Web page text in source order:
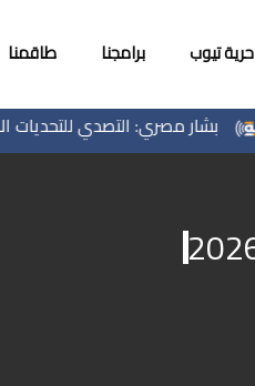
حرية تيوب برامجنا طاقمنا
بشار مصري: التصدي للتحديات